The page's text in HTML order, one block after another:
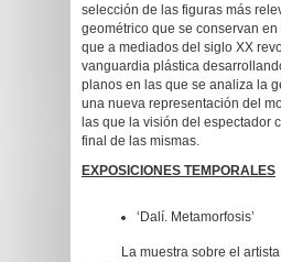
selección de las figuras más
geométrico que se conservan
que a mediados del siglo XX
vanguardia plástica
planos en las que se analiza la
una nueva representación del
las que la visión del espectador
final de las mismas.
EXPOSICIONES TEMPORALES
‘Dalí. Metamorfosis’
La muestra sobre el artista